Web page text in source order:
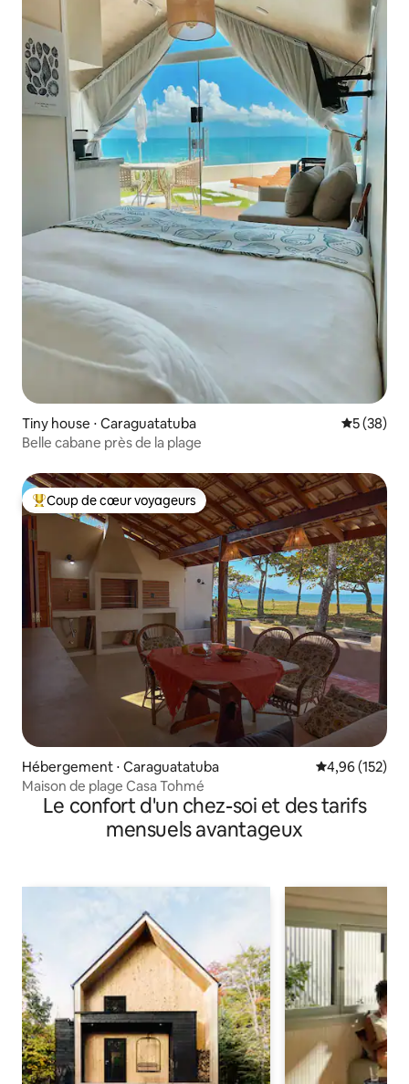
Tiny house ⋅ Caraguatatuba
5 (38)
Belle cabane près de la plage
Coups de cœur voyageurs les plus appréciés
Coup de cœur voyageurs
Hébergement ⋅ Caraguatatuba Évaluation
4,96 (152)
Maison de plage Casa Tohmé
Le confort d'un chez-soi et des tarifs
mensuels avantageux